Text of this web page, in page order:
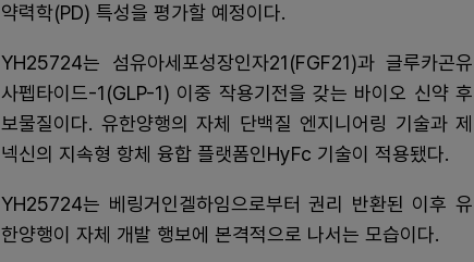
약력학(PD) 특성을 평가할 예정이다.
YH25724는 섬유아세포성장인자21(FGF21)과 글루카곤유
사펩타이드-1(GLP-1) 이중 작용기전을 갖는 바이오 신약 후
보물질이다. 유한양행의 자체 단백질 엔지니어링 기술과 제
넥신의 지속형 항체 융합 플랫폼인HyFc 기술이 적용됐다.
YH25724는 베링거인겔하임으로부터 권리 반환된 이후 유
한양행이 자체 개발 행보에 본격적으로 나서는 모습이다.